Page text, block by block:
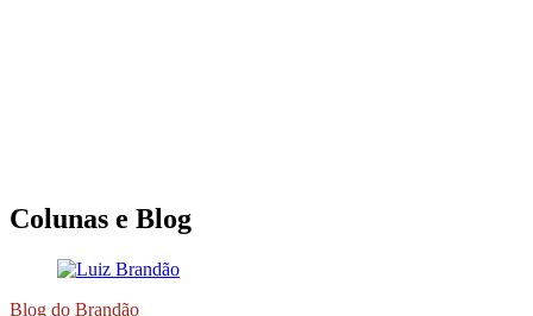
Colunas e Blog
Blog do Brandão